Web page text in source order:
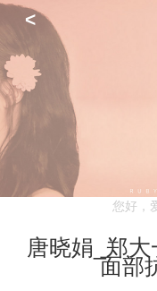
<
您好，
唐晓娟_郑
面部